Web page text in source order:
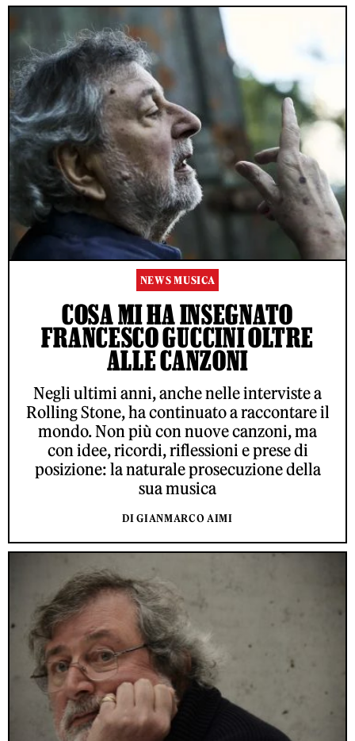
NEWS MUSICA
COSA MI HA INSEGNATO
FRANCESCO GUCCINI OLTRE
ALLE CANZONI
Negli ultimi anni, anche nelle interviste a
Rolling Stone, ha continuato a raccontare il
mondo. Non più con nuove canzoni, ma
con idee, ricordi, riflessioni e prese di
posizione: la naturale prosecuzione della
sua musica
DI GIANMARCO AIMI